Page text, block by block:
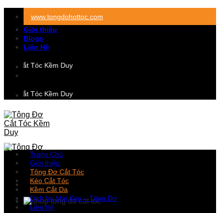
content
www.tongdohottoc.com
Giới thiệu
Blogs
Liên Hệ
Cắt Tóc Kềm Duy
Cắt Tóc Kềm Duy
Trang Chủ
Giới thiệu
Tông Đơ Cắt Tóc
Kéo Cắt Tóc
Kềm Cắt Da
Dịch Vụ Mài Kéo – Tông Đơ
Liên Hệ